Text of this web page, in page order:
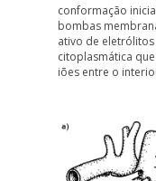
conformação
bombas
ativo de
citoplasmática
iões entre o